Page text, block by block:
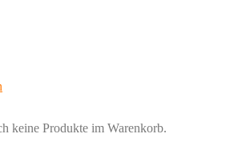
keine Produkte im Warenkorb.